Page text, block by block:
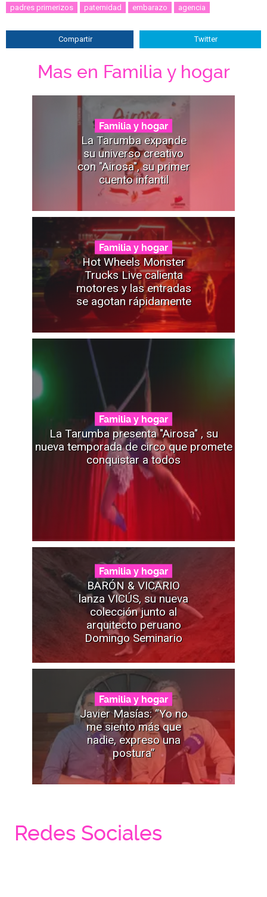
padres primerizos paternidad embarazo agencia
Compartir Twitter
Mas en Familia y hogar
Familia y hogar
La Tarumba expande
su universo creativo
con "Airosa", su primer
cuento infantil
Familia y hogar
Hot Wheels Monster
Trucks Live calienta
motores y las entradas
se agotan rápidamente
Familia y hogar
La Tarumba presenta "Airosa" , su
nueva temporada de circo que promete
conquistar a todos
Familia y hogar
BARÓN & VICARIO
lanza VICÚS, su nueva
colección junto al
arquitecto peruano
Domingo Seminario
Familia y hogar
Javier Masías: “Yo no
me siento más que
nadie, expreso una
postura”
Redes Sociales